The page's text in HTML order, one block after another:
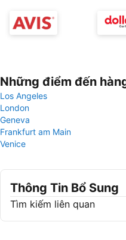
Những điểm đến
Los Angeles
London
Geneva
Frankfurt am Main
Venice
Thông Tin Bổ Sung
Tìm kiếm liên quan